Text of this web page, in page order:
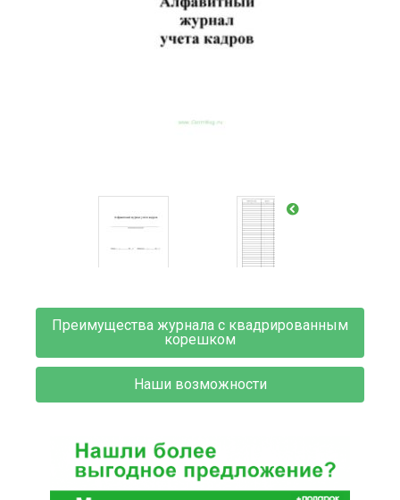
Преимущества журнала с квадрированным
корешком
Наши возможности